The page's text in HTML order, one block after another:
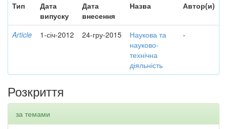
Тип
Дата
випуску
Дата
внесення
Назва Автор(и)
Article 1-січ-2012 24-гру-2015
Наукова та
науково-
технічна
діяльність
-
Розкриття
за темами